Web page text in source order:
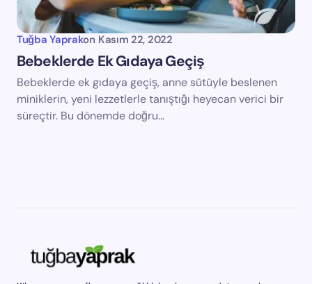
Tuğba Yaprakon Kasım 22, 2022
Bebeklerde Ek Gıdaya Geçiş
Bebeklerde ek gıdaya geçiş, anne sütüyle beslenen
miniklerin, yeni lezzetlerle tanıştığı heyecan verici bir
süreçtir. Bu dönemde doğru…